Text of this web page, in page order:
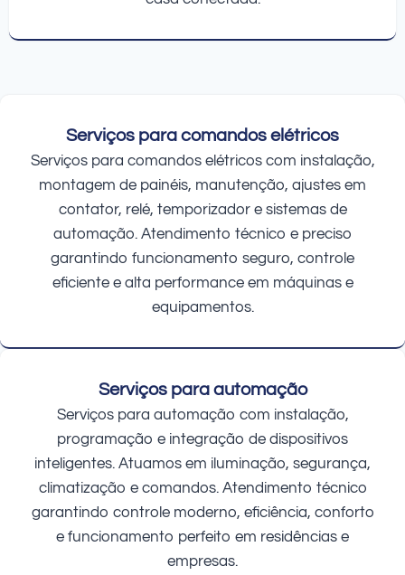
Serviços para comandos elétricos
Serviços para comandos elétricos com instalação,
montagem de painéis, manutenção, ajustes em
contator, relé, temporizador e sistemas de
automação. Atendimento técnico e preciso
garantindo funcionamento seguro, controle
eficiente e alta performance em máquinas e
equipamentos.
Serviços para automação
Serviços para automação com instalação,
programação e integração de dispositivos
inteligentes. Atuamos em iluminação, segurança,
climatização e comandos. Atendimento técnico
garantindo controle moderno, eficiência, conforto
e funcionamento perfeito em residências e
empresas.